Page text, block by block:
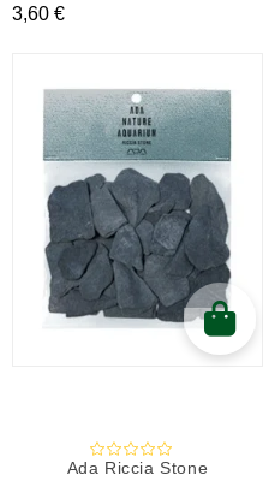
Prix
3,60 €
Ada Riccia Stone